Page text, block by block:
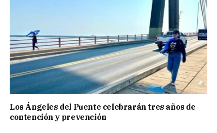
Los Ángeles del Puente celebrarán tres años de
contención y prevención